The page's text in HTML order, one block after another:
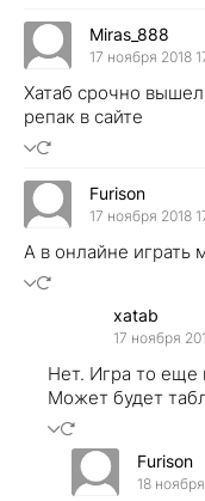
Miras_888
17 ноября 2018
Хатаб срочно
репак в сайте
Furison
17 ноября 2018
А в онлайне играть
xatab
17 ноября
Нет. Игра то еще
Может будет
Furison
18